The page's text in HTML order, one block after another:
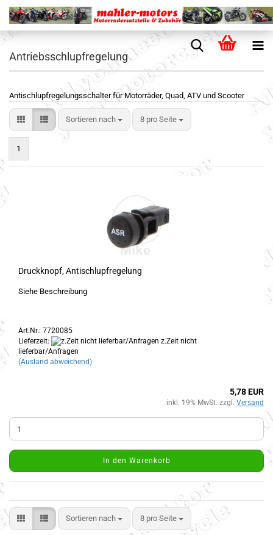
Antriebsschlupfregelung
Antischlupfregelungsschalter für Motorräder, Quad, ATV und Scooter
Sortieren nach 8 pro Seite
1
Druckknopf, Antischlupfregelung
Siehe Beschreibung
Art.Nr.: 7720085
Lieferzeit:
z.Zeit nicht
lieferbar/Anfragen
(Ausland abweichend)
5,78 EUR
inkl. 19% MwSt. zzgl. Versand
In den Warenkorb
Sortieren nach 8 pro Seite